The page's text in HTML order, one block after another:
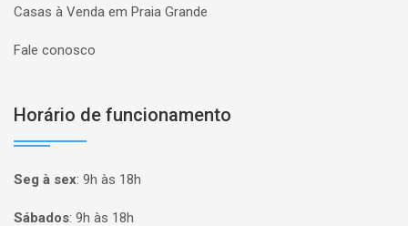
Casas à Venda em Praia Grande
Fale conosco
Horário de funcionamento
Seg à sex: 9h às 18h
Sábados: 9h às 18h